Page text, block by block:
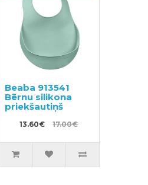
Beaba 913541
Bērnu silikona
priekšautiņš
13.60€ 17.00€